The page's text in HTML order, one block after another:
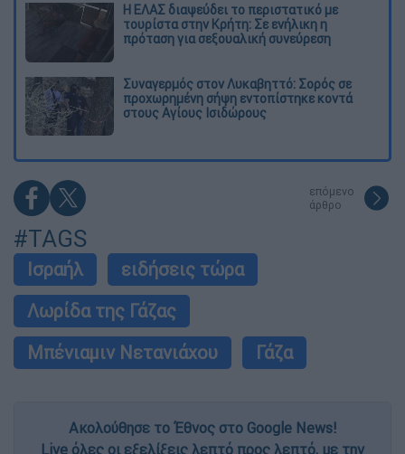
Η ΕΛΑΣ διαψεύδει το περιστατικό με
τουρίστα στην Κρήτη: Σε ενήλικη η
πρόταση για σεξουαλική συνεύρεση
Συναγερμός στον Λυκαβηττό: Σορός σε
προχωρημένη σήψη εντοπίστηκε κοντά
στους Αγίους Ισιδώρους
επόμενο
άρθρο
#TAGS
Ισραήλ
ειδήσεις τώρα
Λωρίδα της Γάζας
Μπένιαμιν Νετανιάχου
Γάζα
Ακολούθησε το Έθνος στο Google News!
Live όλες οι εξελίξεις λεπτό προς λεπτό, με την